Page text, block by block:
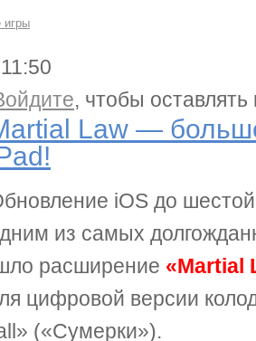
игры
Martial Law — больше вампиров на ваш iPad!
, чтобы
Law —
iOS до
из самых
расширение «Martial
цифровой версии
(«Сумерки»).